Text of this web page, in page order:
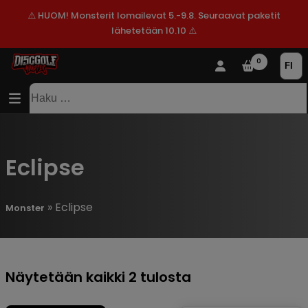
⚠️ HUOM! Monsterit lomailevat 5.-9.8. Seuraavat paketit
lähetetään 10.10 ⚠️
VALMISTAJAT
ALE!
SISÄLTÖ
SITEMAP
Haku:
0
Eclipse
Monster » Eclipse
Näytetään kaikki 2 tulosta